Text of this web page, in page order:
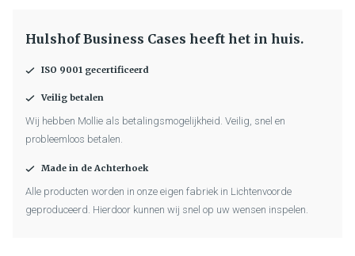
Hulshof Business Cases heeft het in huis.
ISO 9001 gecertificeerd
Veilig betalen
Wij hebben Mollie als betalingsmogelijkheid. Veilig, snel en
probleemloos betalen.
Made in de Achterhoek
Alle producten worden in onze eigen fabriek in Lichtenvoorde
geproduceerd. Hierdoor kunnen wij snel op uw wensen inspelen.